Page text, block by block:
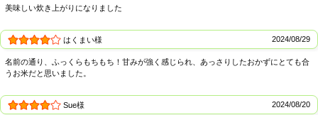
ＪＡピンネでは「選ばれる米づくり」を目指して、土壌分析、食味改善試験圃の
美味しい炊き上がりになりました
はくまい様 2024/08/29
名前の通り、ふっくらもちもち！甘みが強く感じられ、あっさりしたおかずにとても合
うお米だと思いました。
Sue様 2024/08/20